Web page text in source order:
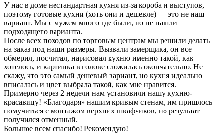
У нас в доме нестандартная кухня из-за короба и выступов,
поэтому готовые кухни (хоть они и дешевле) — это не наш
вариант. Мы с мужем много где были, но не нашли
подходящего варианта.
После всех походов по торговым центрам мы решили делать
на заказ под наши размеры. Вызвали замерщика, он все
обмерил, посчитал, нарисовал кухню именно такой, как
хотелось, и картинка в голове сложилась окончательно. Не
скажу, что это самый дешевый вариант, но кухня идеально
вписалась и цвет выбрала такой, как мне нравится.
Примерно через 2 недели нам установили нашу кухню-
красавицу! «Благодаря» нашим кривым стенам, им пришлось
помучиться с монтажом верхних шкафчиков, но результат
получился отменный.
Большое всем спасибо! Рекомендую!